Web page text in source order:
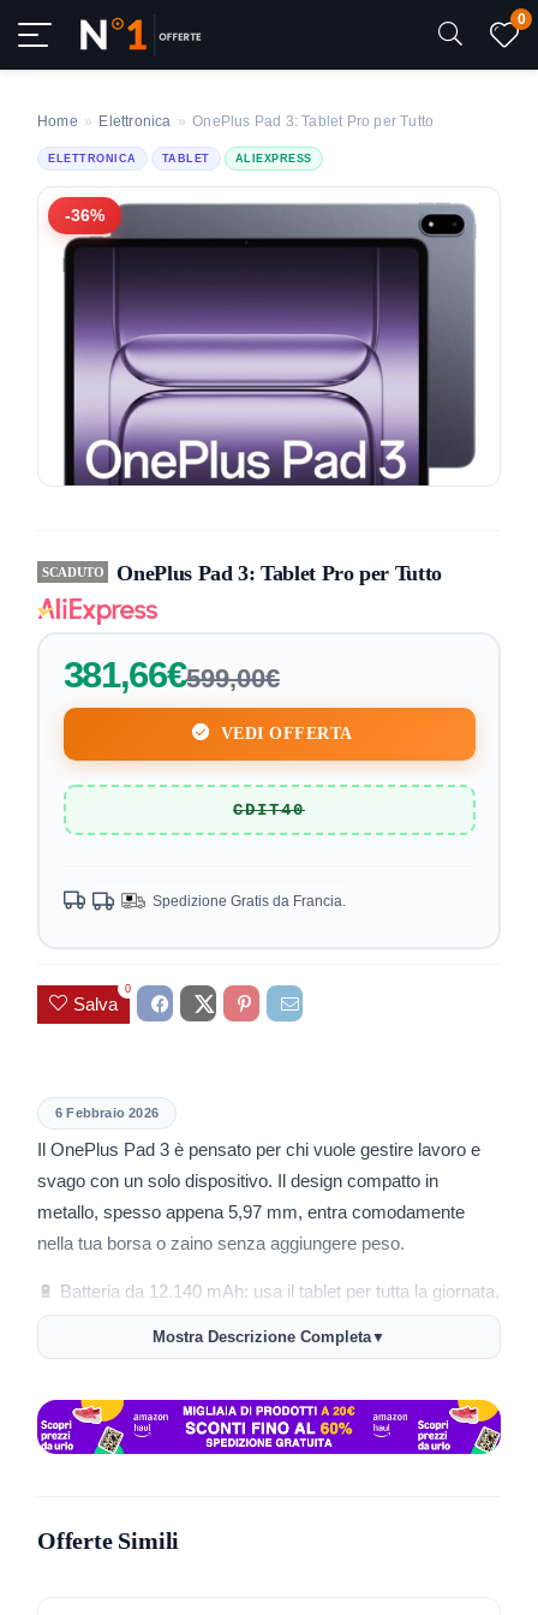
0
Home » Elettronica » OnePlus Pad 3: Tablet Pro per Tutto
ELETTRONICA TABLET ALIEXPRESS
-36%
SCADUTO OnePlus Pad 3: Tablet Pro per Tutto
381,66€599,00€
VEDI OFFERTA
CDIT40
Spedizione Gratis da Francia.
Salva
0
6 Febbraio 2026
Il OnePlus Pad 3 è pensato per chi vuole gestire lavoro e
svago con un solo dispositivo. Il design compatto in
metallo, spesso appena 5,97 mm, entra comodamente
nella tua borsa o zaino senza aggiungere peso.
🔋 Batteria da 12.140 mAh: usa il tablet per tutta la giornata,
con 18 ore di video e 6 ore di gioco continuo. La ricarica
rapida ti fa ripartire velocemente.
📱 Display 13,2 pollici 144Hz: colori brillanti e fluidità nelle
immagini per guardare film e navigare.
potenza per disegnare, scrivere o montare video.
Mostra Descrizione Completa▼
Offerte Simili